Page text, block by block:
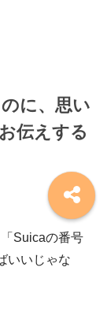
に、思い
伝えする
Suicaの番号
いいじゃな